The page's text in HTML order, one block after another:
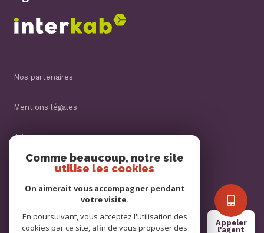
Appeler
l'agent
nos partenaires
mentions légales
admin
nos honoraires
cookies
Comme beaucoup, notre site
utilise les cookies
On aimerait vous accompagner pendant
votre visite.
En poursuivant, vous acceptez l'utilisation des
cookies par ce site, afin de vous proposer des